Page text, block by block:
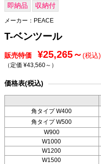
即納品 収納付
メーカー： PEACE
T-ベンツール
販売特価 ¥25,265～(税込)
（定価 ¥43,560～ ）
価格表(税込)
角タイプ W400
角タイプ W500
W900
W1000
W1200
W1500